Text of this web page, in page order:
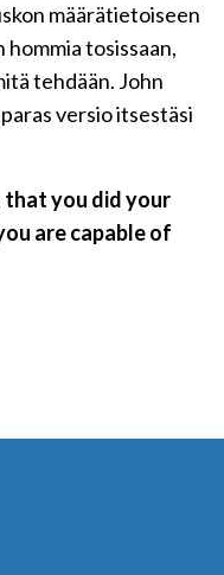
määrätietoiseen
tosissaan,
tehdään. John
versio itsestäsi
that you did your
are capable of